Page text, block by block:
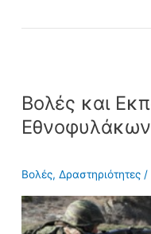
Βολές και
Βολές,Δραστηριότητες /
και
Εκπαίδευση
Εθνοφυλάκων
ΤΕΘ
Δ’ΣΣ